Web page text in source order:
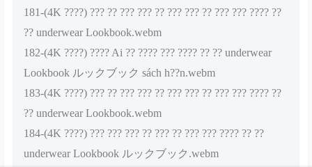
181-(4K ????) ??? ?? ??? ??? ?? ??? ??? ?? ??? ??? ???? ??
?? underwear Lookbook.webm
182-(4K ????) ???? Ai ?? ???? ??? ???? ?? ?? underwear
Lookbook ルックブック sách h??n.webm
183-(4K ????) ??? ?? ??? ??? ?? ??? ??? ?? ??? ??? ???? ??
?? underwear Lookbook.webm
184-(4K ????) ??? ??? ??? ?? ??? ?? ??? ??? ???? ?? ??
underwear Lookbook ルックブック.webm